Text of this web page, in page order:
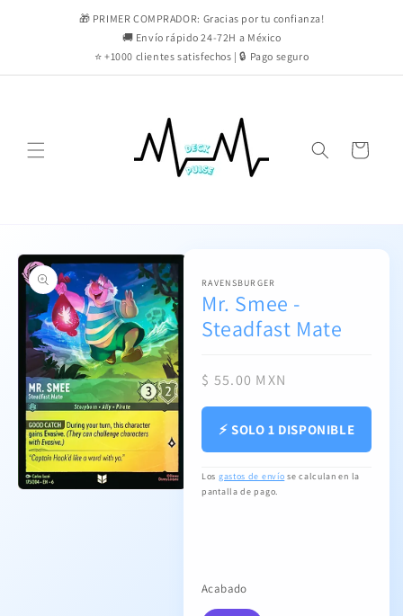
directamente🎁 PRIMER COMPRADOR: Gracias por tu confianza!
🚚 Envío rápido 24-72H a México
⭐ +1000 clientes satisfechos | 🔒 Pago seguro
Carrito
directamente
a la
información
del producto
RAVENSBURGER
Mr. Smee -
Steadfast Mate
Precio
$ 55.00 MXN
⚡ SOLO 1 DISPONIBLE
Los gastos de envío se calculan en la
pantalla de pago.
Acabado